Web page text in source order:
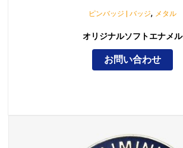
ピンバッジ | バッジ, メタル
オリジナルソフトエナメル
お問い合わせ